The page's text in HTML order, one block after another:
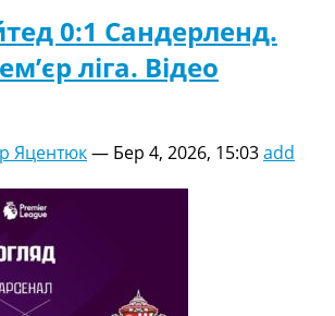
0:1 Сандерленд.
ліга. Відео
Яцентюк— Бер 4, 2026, 15:03add